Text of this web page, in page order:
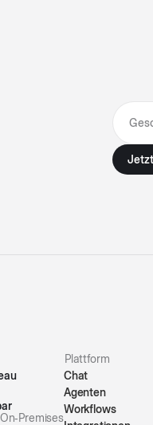
Plattform
Chat
Agenten
Workflows